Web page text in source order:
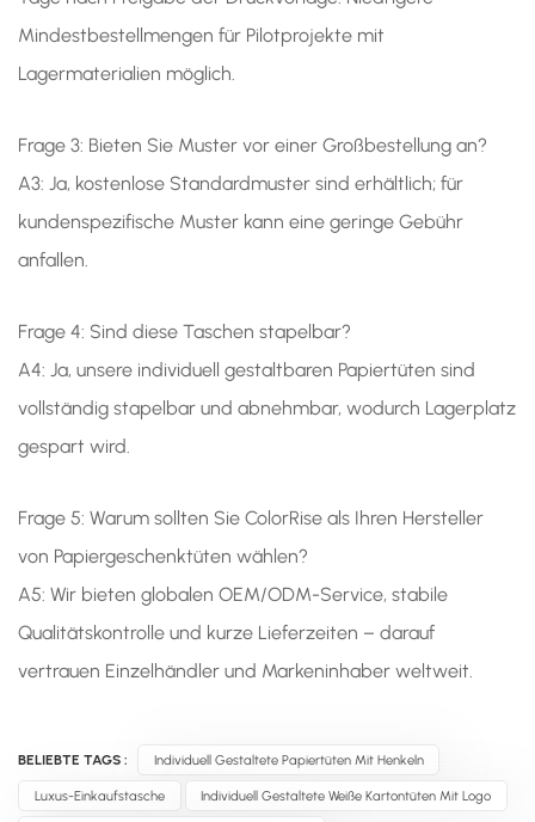
Mindestbestellmengen für Pilotprojekte mit
Lagermaterialien möglich.
Frage 3: Bieten Sie Muster vor einer Großbestellung an?
A3: Ja, kostenlose Standardmuster sind erhältlich; für
kundenspezifische Muster kann eine geringe Gebühr
anfallen.
Frage 4: Sind diese Taschen stapelbar?
A4: Ja, unsere individuell gestaltbaren Papiertüten sind
vollständig stapelbar und abnehmbar, wodurch Lagerplatz
gespart wird.
Frage 5: Warum sollten Sie ColorRise als Ihren Hersteller
von Papiergeschenktüten wählen?
A5: Wir bieten globalen OEM/ODM-Service, stabile
Qualitätskontrolle und kurze Lieferzeiten – darauf
vertrauen Einzelhändler und Markeninhaber weltweit.
BELIEBTE TAGS : Individuell Gestaltete Papiertüten Mit Henkeln
Luxus-Einkaufstasche Individuell Gestaltete Weiße Kartontüten Mit Logo